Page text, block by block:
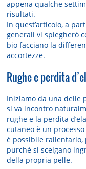
appena qualche
risultati.
In quest’articolo, a
generali vi spiegherò
bio facciano la
accortezze.
Rughe e perdita
Iniziamo da una delle
si va incontro
rughe e la perdita
cutaneo è un
è possibile
purché si scelgano
della propria pelle.